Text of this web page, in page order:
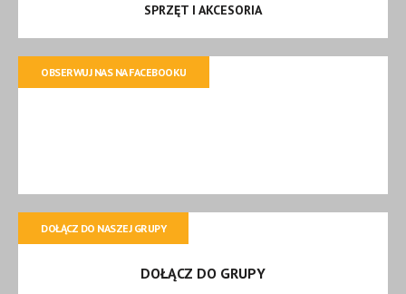
SPRZĘT I AKCESORIA
OBSERWUJ NAS NA FACEBOOKU
DOŁĄCZ DO NASZEJ GRUPY
DOŁĄCZ DO GRUPY